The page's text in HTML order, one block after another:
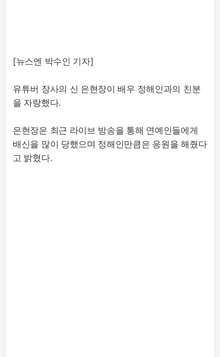
[뉴스엔 박수인 기자]
유튜버 장사의 신 은현장이 배우 정해인과의 친분
을 자랑했다.
은현장은 최근 라이브 방송을 통해 연예인들에게
배신을 많이 당했으며 정해인만큼은 응원을 해줬다
고 밝혔다.